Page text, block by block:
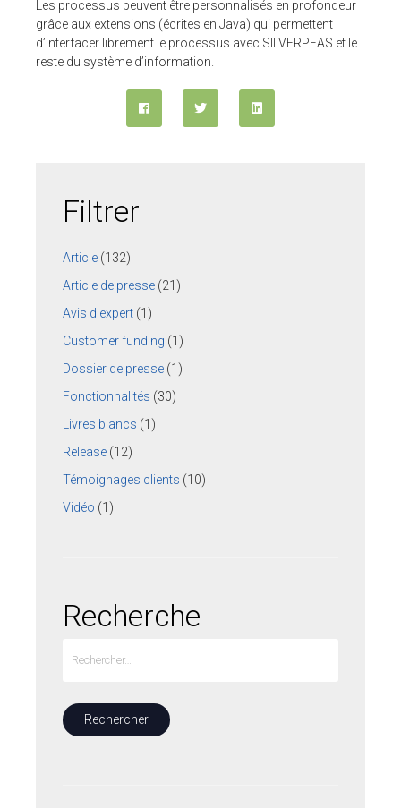
Les processus peuvent être personnalisés en profondeur
grâce aux extensions (écrites en Java) qui permettent
d’interfacer librement le processus avec SILVERPEAS et le
reste du système d’information.
Filtrer
Article (132)
Article de presse (21)
Avis d'expert (1)
Customer funding (1)
Dossier de presse (1)
Fonctionnalités (30)
Livres blancs (1)
Release (12)
Témoignages clients (10)
Vidéo (1)
Recherche